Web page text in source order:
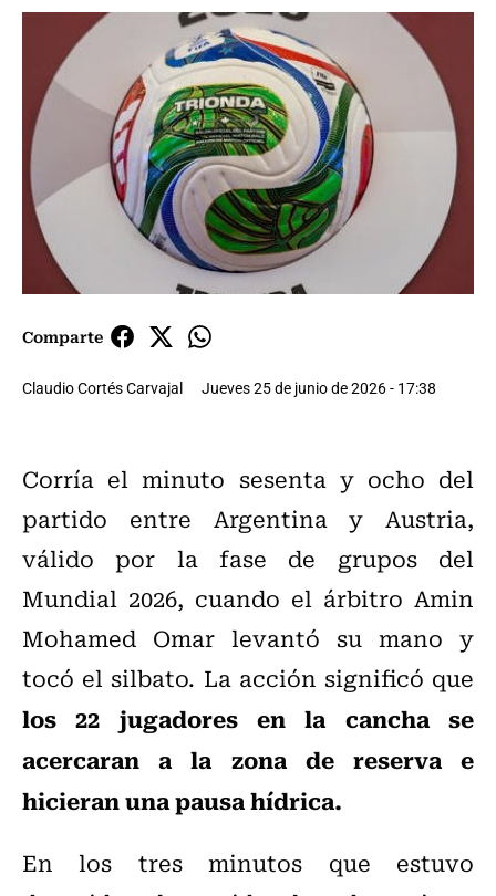
Comparte
Claudio Cortés Carvajal Jueves 25 de junio de 2026 - 17:38
Corría el minuto sesenta y ocho del
partido entre Argentina y Austria,
válido por la fase de grupos del
Mundial 2026, cuando el árbitro Amin
Mohamed Omar levantó su mano y
tocó el silbato. La acción significó que
los 22 jugadores en la cancha se
acercaran a la zona de reserva e
hicieran una pausa hídrica.
En los tres minutos que estuvo